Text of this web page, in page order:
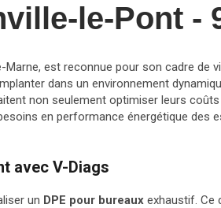
le-Pont -
est reconnue pour son cadre
dans un environnement
non seulement optimiser leurs
en performance énergétique des
avec V-Diags
un DPE pour bureaux exhaustif. Ce